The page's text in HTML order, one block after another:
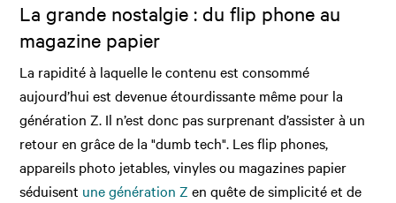
La grande nostalgie : du flip phone au
magazine papier
La rapidité à laquelle le contenu est consommé
aujourd’hui est devenue étourdissante même pour la
génération Z. Il n’est donc pas surprenant d’assister à un
retour en grâce de la "dumb tech". Les flip phones,
appareils photo jetables, vinyles ou magazines papier
séduisent une génération Z en quête de simplicité et de